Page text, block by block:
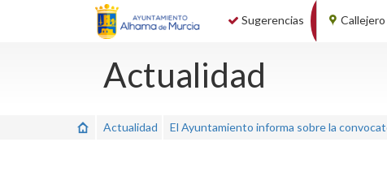
Sugerencias Callejero
Actualidad
Actualidad El Ayuntamiento informa sobre la